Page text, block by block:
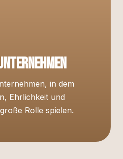
in dem
Ehrlichkeit und
Rolle spielen.